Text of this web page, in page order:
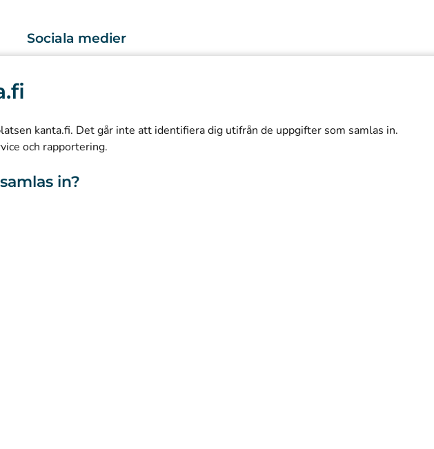
kanta.fi. Det går inte att identifiera dig utifrån de uppgifter som samlas in.
och rapportering.
in?
Sociala medier